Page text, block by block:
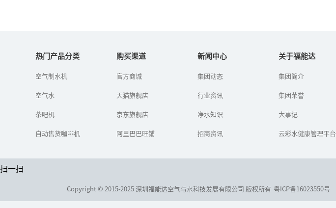
很多被丰厚的净水利润以
的吸引投资者在选择净水
困境，那么怎么评估净水
在拼脸的时代，我们既要
好的做好净水器的销售。
功夫做足了，谁就能掌握
热门产品分类
空气制水机
空气水
茶吧机
自动售货咖啡机
购买渠道
官方商城
天猫旗舰店
京东旗舰店
阿里巴巴旺铺
新闻中心
集团动态
行业资讯
净水知识
招商资讯
关于福能达
集团简介
集团荣誉
大事记
云彩水健康管理平台
扫一扫
Copyright © 2015-2025 深圳福能达空气与水科技发展有限公司 版权所有 粤ICP备16023550号